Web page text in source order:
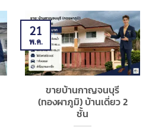
ขายบ้านกาญจนบุรี
(ทองผาภูมิ) บ้านเดี่ยว 2
ชั้น
21
พ.ค.